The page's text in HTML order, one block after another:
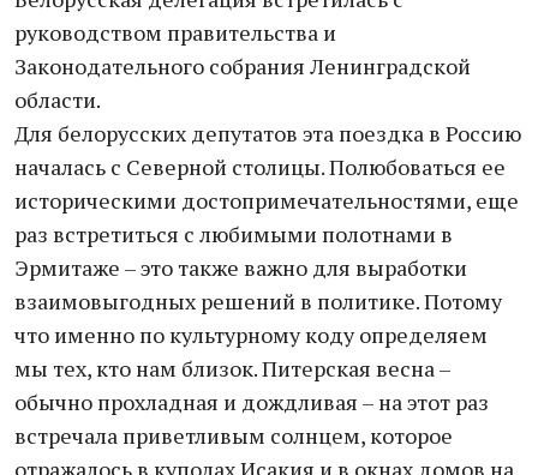
руководством правительства и
Законодательного собрания Ленинградской
области.
Для белорусских депутатов эта поездка в Россию
началась с Северной столицы. Полюбоваться ее
историческими достопримечательностями, еще
раз встретиться с любимыми полотнами в
Эрмитаже – это также важно для выработки
взаимовыгодных решений в политике. Потому
что именно по культурному коду определяем
мы тех, кто нам близок. Питерская весна –
обычно прохладная и дождливая – на этот раз
встречала приветливым солнцем, которое
отражалось в куполах Исакия и в окнах домов на